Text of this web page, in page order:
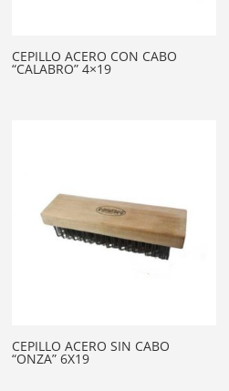
CEPILLO ACERO CON CABO
“CALABRO” 4×19
CEPILLO ACERO SIN CABO
“ONZA” 6X19